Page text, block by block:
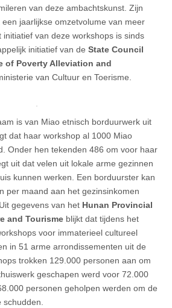
van deze ambachtskunst. Zijn
jaarlijkse omzetvolume van meer
van deze workshops is sinds
initiatief van de State Council
of Poverty Alleviation and
van Cultuur en Toerisme.
is van Miao etnisch borduurwerk uit
dat haar workshop al 1000 Miao
Onder hen tekenden 486 om voor haar
uit dat velen uit lokale arme gezinnen
kunnen werken. Een borduurster kan
per maand aan het gezinsinkomen
gegevens van het Hunan Provincial
and Tourisme blijkt dat tijdens het
voor immaterieel cultureel
in 51 arme arrondissementen uit de
trokken 129.000 personen aan om
geschapen werd voor 72.000
personen geholpen werden om de
schudden.